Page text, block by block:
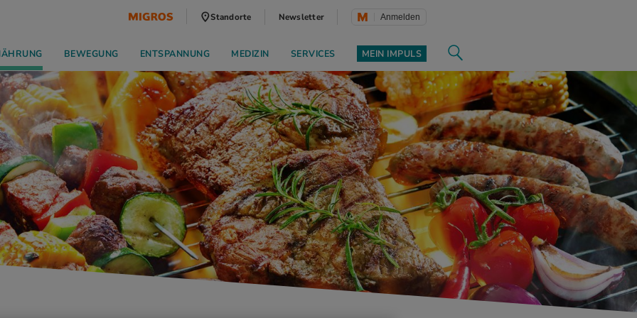
Standorte Newsletter Anmelden
BEWEGUNG ENTSPANNUNG MEDIZIN SERVICES MEIN IMPULS